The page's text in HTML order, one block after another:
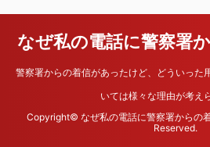
なぜ私の電話に警察署
警察署からの着信があったけど、どういった
いては様々な理由が考え
Copyright© なぜ私の電話に警察署からの
Reserved.